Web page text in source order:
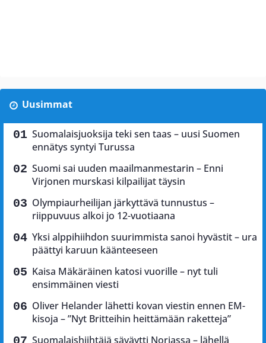
Uusimmat
Suomalaisjuoksija teki sen taas – uusi Suomen
ennätys syntyi Turussa
Suomi sai uuden maailmanmestarin – Enni
Virjonen murskasi kilpailijat täysin
Olympiaurheilijan järkyttävä tunnustus –
riippuvuus alkoi jo 12-vuotiaana
Yksi alppihiihdon suurimmista sanoi hyvästit – ura
päättyi karuun käänteeseen
Kaisa Mäkäräinen katosi vuorille – nyt tuli
ensimmäinen viesti
Oliver Helander lähetti kovan viestin ennen EM-
kisoja – ”Nyt Britteihin heittämään raketteja”
Suomalaishiihtäjä säväytti Norjassa – lähellä